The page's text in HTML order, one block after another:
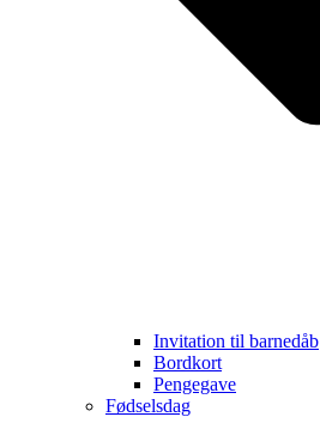
Invitation til barnedåb
Bordkort
Pengegave
Fødselsdag